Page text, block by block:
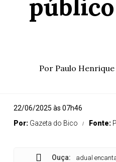
Por Paulo
22/06/2025 às 07h46
Por: Gazeta do Bico Fonte:
Ouça:
da etapa estadual encantam